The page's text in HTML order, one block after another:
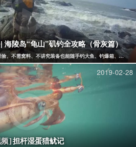
海陵岛“龟山”矶钓全攻略（骨灰篇）
、不需窝料、不讲究装备也能随手钓大鱼、钓爆箱、追求"
2019-02-28
频]担杆湿蛋猎鱿记